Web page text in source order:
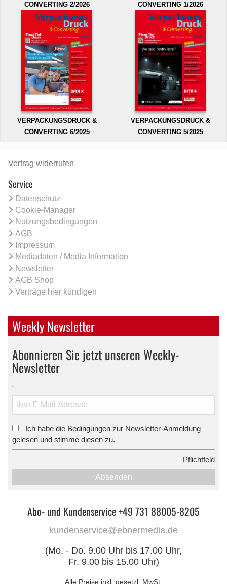
CONVERTING 2/2026
CONVERTING 1/2026
VERPACKUNGSDRUCK &
CONVERTING 6/2025
VERPACKUNGSDRUCK &
CONVERTING 5/2025
Vertrag widerrufen
Service
Datenschutz
Cookie-Manager
Nutzungsbedingungen
AGB
Impressum
Mediadaten / Media Information
Newsletter
AGB Shop
Verträge hier kündigen
Weekly Newsletter
Abonnieren Sie jetzt unseren Weekly-
Newsletter
Ich habe die Bedingungen zur Newsletter-Anmeldung
gelesen und stimme diesen zu.
Pflichtfeld
Absenden
Abo- und Kundenservice +49 731 88005-8205
kundenservice@ebnermedia.de
(Mo. - Do. 9.00 Uhr bis 17.00 Uhr,
Fr. 9.00 bis 15.00 Uhr)
Alle Preise inkl. gesetzl. MwSt.